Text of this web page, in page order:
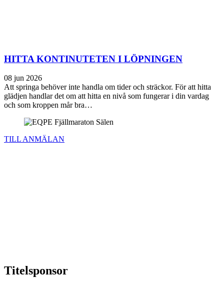
HITTA KONTINUTETEN I LÖPNINGEN
08 jun 2026
Att springa behöver inte handla om tider och sträckor. För att hitta
glädjen handlar det om att hitta en nivå som fungerar i din vardag
och som kroppen mår bra…
TILL ANMÄLAN
Titelsponsor